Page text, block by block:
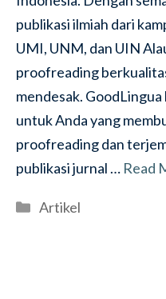
publikasi ilmiah dari
UMI, UNM, dan UIN
proofreading
mendesak.
untuk Anda yang
proofreading dan
publikasi jurnal … Read
Categories
Artikel